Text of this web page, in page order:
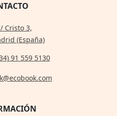
Cristo 3,
(España)
91 559 5130